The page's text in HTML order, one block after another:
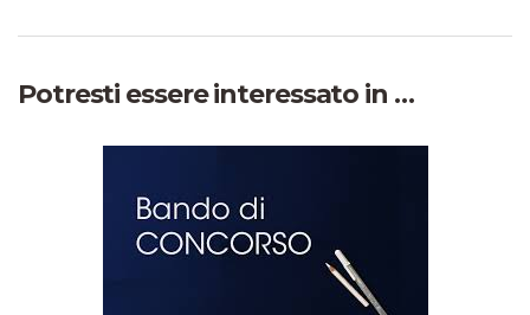
Potresti essere interessato in …